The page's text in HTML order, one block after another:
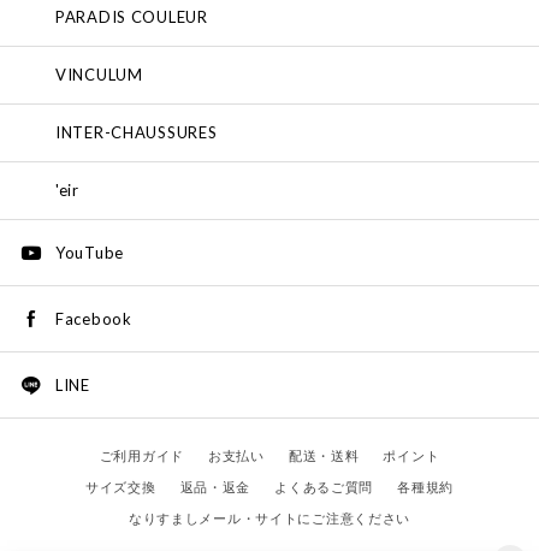
PARADIS COULEUR
VINCULUM
INTER-CHAUSSURES
'eir
YouTube
Facebook
LINE
ご利用ガイド お支払い 配送・送料
ポイント
サイズ交換
返品・返金 よくあるご質問
各種規約
なりすましメール・サイトにご注意ください